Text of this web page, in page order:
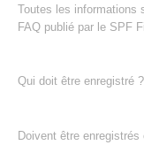
Toutes les informations
FAQ publié par le SPF
Qui doit être enregistré ?
Doivent être